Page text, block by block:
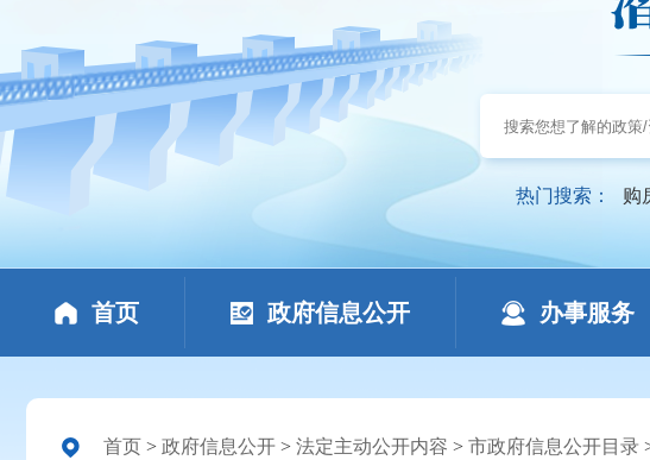
热门搜索： 购
首页 政府信息公开 办事服务
首页 > 政府信息公开 > 法定主动公开内容 > 市政府信息公开目录